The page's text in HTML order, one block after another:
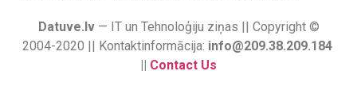
Datuve.lv— IT un Tehnoloģiju ziņas || Copyright ©
2004-2020 || Kontaktinformācija: info@209.38.209.184
|| Contact Us